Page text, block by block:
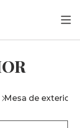
Mesa de exterior